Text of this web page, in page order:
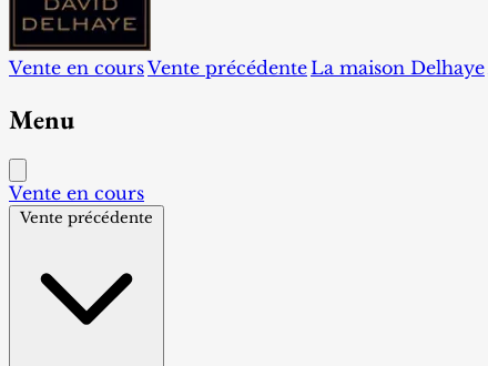
Vente en coursVente précédente La maison Delhaye
Menu
Vente en cours
Vente précédente